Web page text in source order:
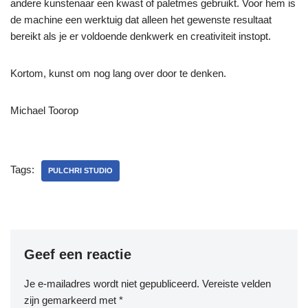
andere kunstenaar een kwast of paletmes gebruikt. Voor hem is
de machine een werktuig dat alleen het gewenste resultaat
bereikt als je er voldoende denkwerk en creativiteit instopt.
Kortom, kunst om nog lang over door te denken.
Michael Toorop
Tags: PULCHRI STUDIO
Geef een reactie
Je e-mailadres wordt niet gepubliceerd. Vereiste velden
zijn gemarkeerd met *